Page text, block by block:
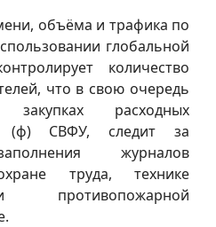
объёма и трафика по
глобальной
количество
что в свою очередь
расходных
(ф) СВФУ, следит за
журналов
труда, технике
противопожарной